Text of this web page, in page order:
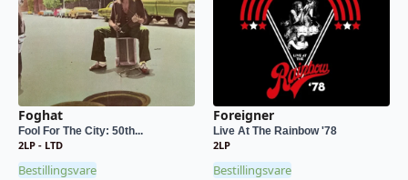
Foghat
Fool For The City: 50th...
2LP - LTD
Bestillingsvare
Foreigner
Live At The Rainbow '78
2LP
Bestillingsvare